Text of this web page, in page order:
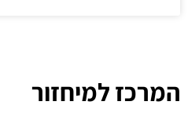
המרכז למיחזור